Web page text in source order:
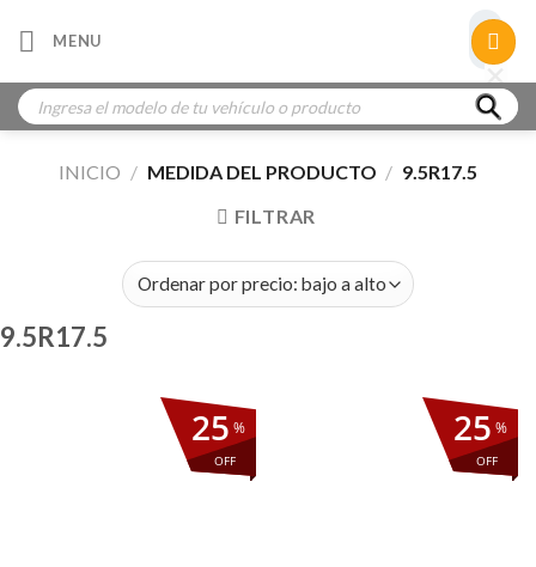
MENU
Búsqueda
de
productos
INICIO / MEDIDA DEL PRODUCTO / 9.5R17.5
FILTRAR
9.5R17.5
%
OFF
25 %
OFF
25
×
×
×